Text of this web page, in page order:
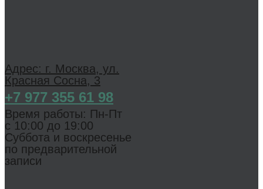
Адрес: г. Москва, ул.
Красная Сосна, 3
+7 977 355 61 98
Время работы: Пн-Пт
с 1 0:00 до 19:00
Суббота и воскресенье
по предварительной
записи